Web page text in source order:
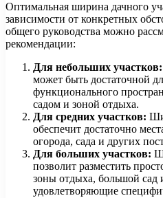
Оптимальная ширина дачного
зависимости от конкретных
общего руководства можно
рекомендации:
Для небольших участков:
может быть достаточной
функционального
садом и зоной отдыха.
Для средних участков:
обеспечит достаточно
огорода, сада и других
Для больших участков:
позволит разместить
зоны отдыха, большой сад
удовлетворяющие